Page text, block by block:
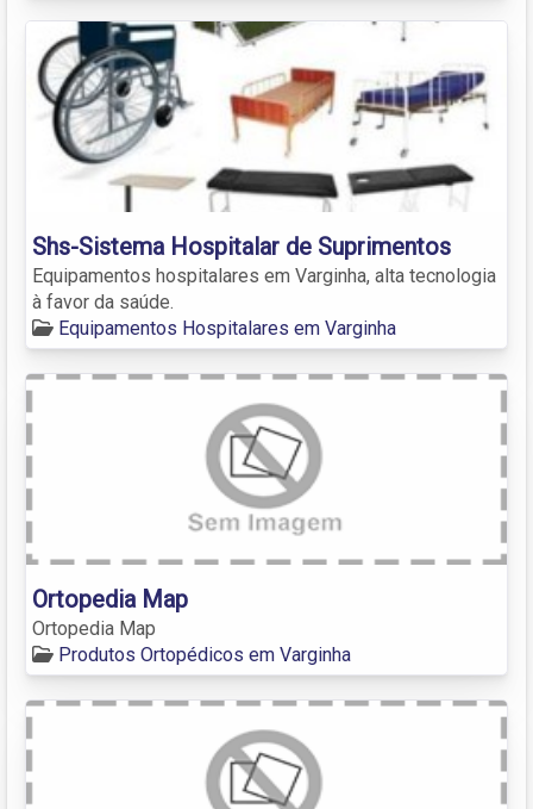
Shs-Sistema Hospitalar de Suprimentos
Equipamentos hospitalares em Varginha, alta tecnologia
à favor da saúde.
Equipamentos Hospitalares em Varginha
Ortopedia Map
Ortopedia Map
Produtos Ortopédicos em Varginha